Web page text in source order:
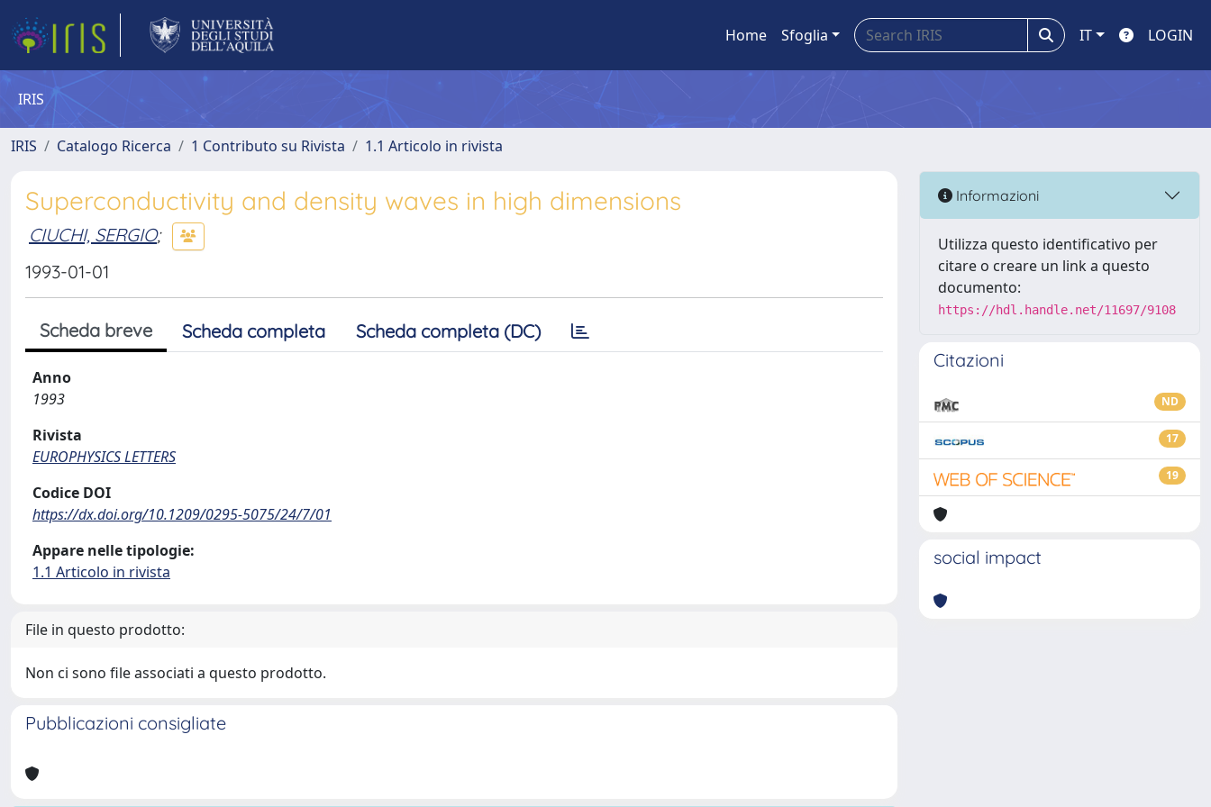
Home Sfoglia IT LOGIN
IRIS
IRIS Catalogo Ricerca 1 Contributo su Rivista 1.1 Articolo in rivista
Superconductivity and density waves in high dimensions
CIUCHI, SERGIO;
1993-01-01
Scheda breve Scheda completa Scheda completa (DC)
Anno
1993
Rivista
EUROPHYSICS LETTERS
Codice DOI
https://dx.doi.org/10.1209/0295-5075/24/7/01
Appare nelle tipologie:
1.1 Articolo in rivista
File in questo prodotto:
Non ci sono file associati a questo prodotto.
Pubblicazioni consigliate
Informazioni
Utilizza questo identificativo per
citare o creare un link a questo
documento:
https://hdl.handle.net/11697/9108
Citazioni
ND
17
19
social impact